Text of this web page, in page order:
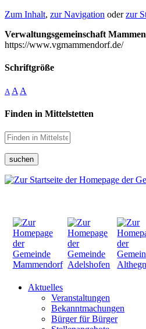
Zum Inhalt, zur Navigation oderzur
Verwaltungsgemeinschaft
https://www.vgmammendorf.de/
Schriftgröße
A A A
Finden in Mittelstetten
suchen
Aktuelles
Veranstaltungen
Bekanntmachungen
Bürger für Bürger